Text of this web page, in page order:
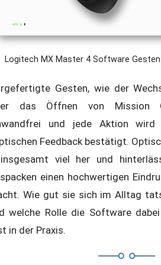
Logitech MX Master 4 Software
Gesten, wie der
das Öffnen von Mission
und jede Aktion wird
Feedback bestätigt.
viel her und
einen hochwertigen
Wie gut sie sich im Alltag
welche Rolle die Software
in der Praxis.